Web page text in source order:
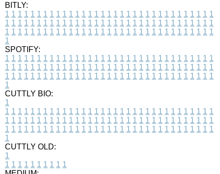
BITLY:
1 1 1 1 1 1 1 1 1 1 1 1 1 1 1 1 1 1 1 1 1 1 1 1 1 1 1 1 1 1 1 1 1
1 1 1 1 1 1 1 1 1 1 1 1 1 1 1 1 1 1 1 1 1 1 1 1 1 1 1 1 1 1 1 1 1
1 1 1 1 1 1 1 1 1 1 1 1 1 1 1 1 1 1 1 1 1 1 1 1 1 1 1 1 1 1 1 1 1
1
SPOTIFY:
1 1 1 1 1 1 1 1 1 1 1 1 1 1 1 1 1 1 1 1 1 1 1 1 1 1 1 1 1 1 1 1 1
1 1 1 1 1 1 1 1 1 1 1 1 1 1 1 1 1 1 1 1 1 1 1 1 1 1 1 1 1 1 1 1 1
1 1 1 1 1 1 1 1 1 1 1 1 1 1 1 1 1 1 1 1 1 1 1 1 1 1 1 1 1 1 1 1 1
1
CUTTLY BIO:
1
1 1 1 1 1 1 1 1 1 1 1 1 1 1 1 1 1 1 1 1 1 1 1 1 1 1 1 1 1 1 1 1 1
1 1 1 1 1 1 1 1 1 1 1 1 1 1 1 1 1 1 1 1 1 1 1 1 1 1 1 1 1 1 1 1 1
1 1 1 1 1 1 1 1 1 1 1 1 1 1 1 1 1 1 1 1 1 1 1 1 1 1 1 1 1 1 1 1 1
1
CUTTLY OLD:
1
1 1 1 1 1 1 1 1 1 1